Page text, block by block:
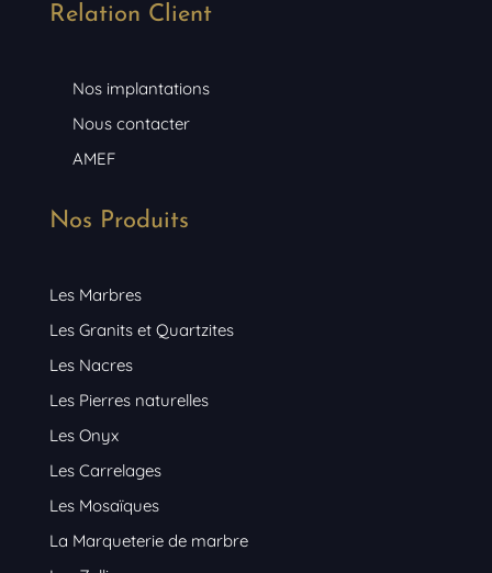
Relation Client
Nos implantations
Nous contacter
AMEF
Nos Produits
Les Marbres
Les Granits et Quartzites
Les Nacres
Les Pierres naturelles
Les Onyx
Les Carrelages
Les Mosaïques
La Marqueterie de marbre